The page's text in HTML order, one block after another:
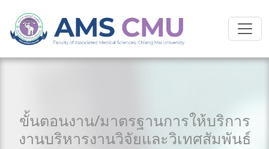
ขั้นตอนงาน/มาตรฐานการให้บริการ
งานบริหารงานวิจัยและวิเทศสัมพันธ์